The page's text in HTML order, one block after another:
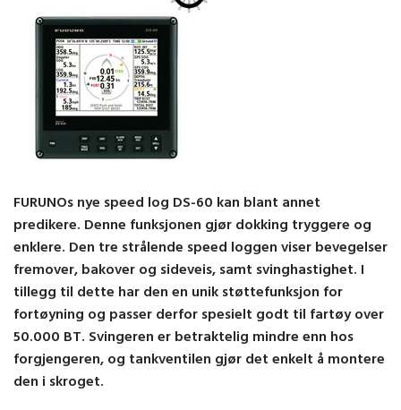
FURUNOs nye speed log DS-60 kan blant annet
predikere. Denne funksjonen gjør dokking tryggere og
enklere. Den tre strålende speed loggen viser bevegelser
fremover, bakover og sideveis, samt svinghastighet. I
tillegg til dette har den en unik støttefunksjon for
fortøyning og passer derfor spesielt godt til fartøy over
50.000 BT. Svingeren er betraktelig mindre enn hos
forgjengeren, og tankventilen gjør det enkelt å montere
den i skroget.